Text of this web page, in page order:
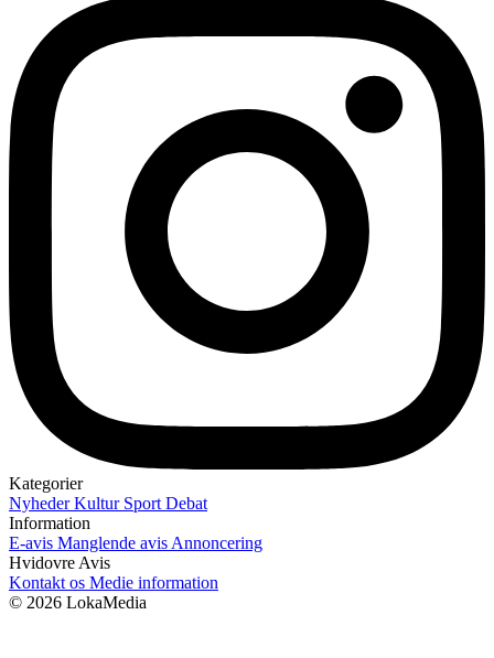
Kategorier
NyhederKultur Sport Debat
Information
E-avis Manglende avis Annoncering
Hvidovre Avis
Kontakt os Medie information
© 2026 LokaMedia